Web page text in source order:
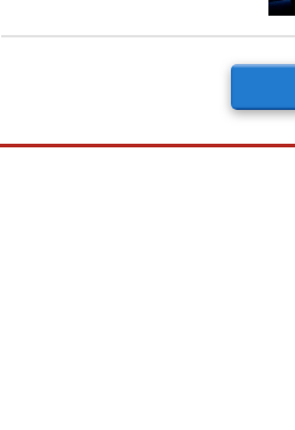
後竟然還要等「超過半年」